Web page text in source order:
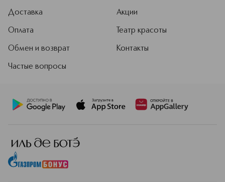
Доставка
Оплата
Обмен и возврат
Частые вопросы
Акции
Театр красоты
Контакты